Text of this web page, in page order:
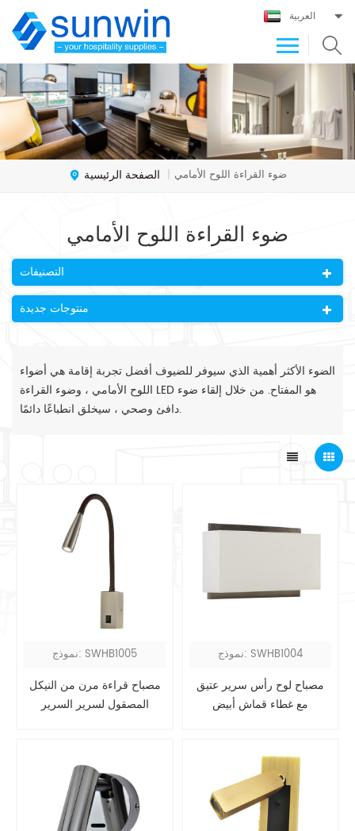
العربية
الصفحة الرئيسية | ضوء القراءة اللوح الأمامي
ضوء القراءة اللوح الأمامي
التصنيفات
منتوجات جديدة
الضوء الأكثر أهمية الذي سيوفر للضيوف أفضل تجربة إقامة هي أضواء
اللوح الأمامي ، وضوء القراءة LED هو المفتاح. من خلال إلقاء ضوء
دافئ وصحي ، سيخلق انطباعًا دائمًا.
نموذج: SWHB1005
مصباح قراءة مرن من النيكل
المصقول لسرير السرير
نموذج: SWHB1004
مصباح لوح رأس سرير عتيق
مع غطاء قماش أبيض